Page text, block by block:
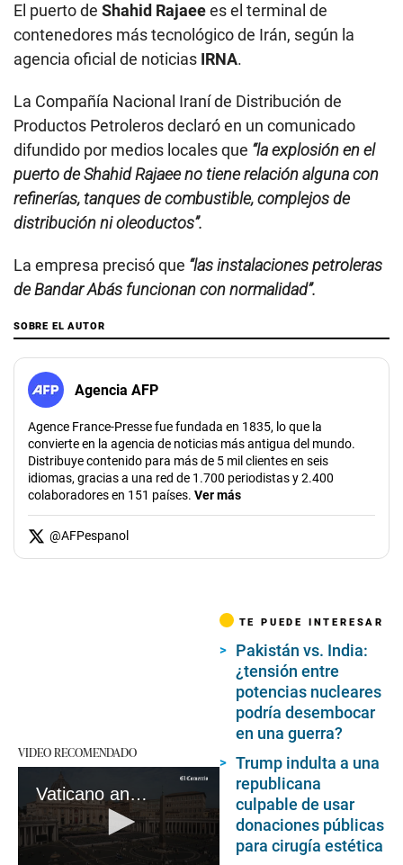
El puerto de Shahid Rajaeees el terminal de
contenedores más tecnológico de Irán, según la
agencia oficial de noticias IRNA.
La Compañía Nacional Iraní de Distribución de
Productos Petroleros declaró en un comunicado
difundido por medios locales que “la explosión en el
puerto de Shahid Rajaee no tiene relación alguna con
refinerías, tanques de combustible, complejos de
distribución ni oleoductos”.
La empresa precisó que “las instalaciones petroleras
de Bandar Abás funcionan con normalidad”.
SOBRE EL AUTOR
Agencia AFP
Agence France-Presse fue fundada en 1835, lo que la
convierte en la agencia de noticias más antigua del mundo.
Distribuye contenido para más de 5 mil clientes en seis
idiomas, gracias a una red de 1.700 periodistas y 2.400
colaboradores en 151 países. Ver más
@AFPespanol
VIDEO RECOMENDADO
Vaticano anuncia muerte del papa Francisco
TE PUEDE INTERESAR
Pakistán vs. India:
¿tensión entre
potencias nucleares
podría desembocar
en una guerra?
Trump indulta a una
republicana
culpable de usar
donaciones públicas
para cirugía estética